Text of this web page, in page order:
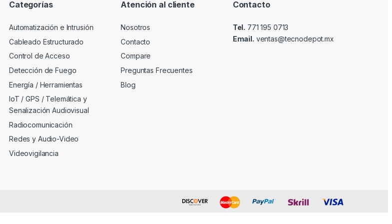
Categorías
Automatización e Intrusión
Cableado Estructurado
Control de Acceso
Detección de Fuego
Energía / Herramientas
IoT / GPS / Telemática y
Senalización Audiovisual
Radiocomunicación
Redes y Audio-Video
Videovigilancia
Atención al cliente
Nosotros
Contacto
Compare
Preguntas Frecuentes
Blog
Contacto
Tel. 771 195 0713
Email. ventas@tecnodepot.mx